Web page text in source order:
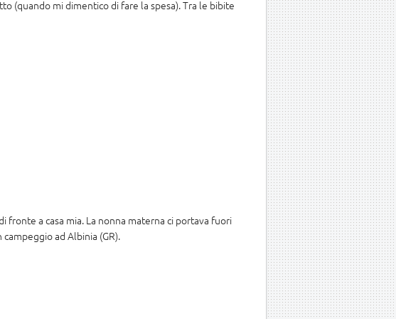
(quando mi dimentico di fare la spesa). Tra le bibite
a casa mia. La nonna materna ci portava fuori
ad Albinia (GR).